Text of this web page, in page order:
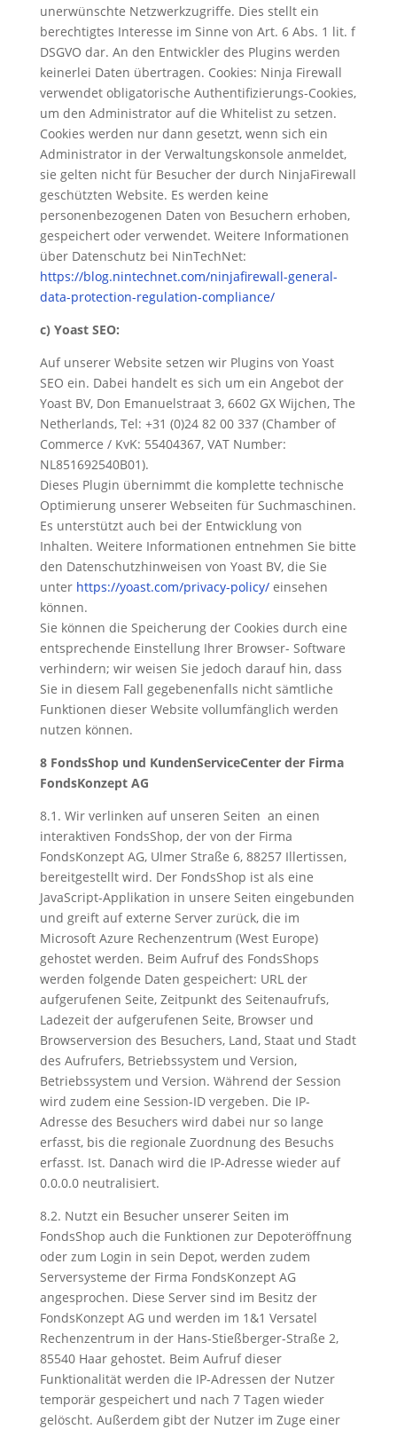
unerwünschte Netzwerkzugriffe. Dies stellt ein
berechtigtes Interesse im Sinne von Art. 6 Abs. 1 lit. f
DSGVO dar. An den Entwickler des Plugins werden
keinerlei Daten übertragen. Cookies: Ninja Firewall
verwendet obligatorische Authentifizierungs-Cookies,
um den Administrator auf die Whitelist zu setzen.
Cookies werden nur dann gesetzt, wenn sich ein
Administrator in der Verwaltungskonsole anmeldet,
sie gelten nicht für Besucher der durch NinjaFirewall
geschützten Website. Es werden keine
personenbezogenen Daten von Besuchern erhoben,
gespeichert oder verwendet. Weitere Informationen
über Datenschutz bei NinTechNet:
https://blog.nintechnet.com/ninjafirewall-general-
data-protection-regulation-compliance/
c) Yoast SEO:
Auf unserer Website setzen wir Plugins von Yoast
SEO ein. Dabei handelt es sich um ein Angebot der
Yoast BV, Don Emanuelstraat 3, 6602 GX Wijchen, The
Netherlands, Tel: +31 (0)24 82 00 337 (Chamber of
Commerce / KvK: 55404367, VAT Number:
NL851692540B01).
Dieses Plugin übernimmt die komplette technische
Optimierung unserer Webseiten für Suchma­schinen.
Es unterstützt auch bei der Entwicklung von
Inhalten. Weitere Informationen entnehmen Sie bitte
den Datenschutzhinweisen von Yoast BV, die Sie
unter https://yoast.com/privacy-policy/einsehen
können.
Sie können die Speicherung der Cookies durch eine
entsprechende Einstellung Ihrer Browser- Software
verhindern; wir weisen Sie jedoch darauf hin, dass
Sie in diesem Fall gegebenenfalls nicht sämtliche
Funktionen dieser Website vollumfänglich werden
nutzen können.
8 FondsShop und KundenServiceCenter der Firma
FondsKonzept AG
8.1. Wir verlinken auf unseren Seiten an einen
interaktiven FondsShop, der von der Firma
FondsKonzept AG, Ulmer Straße 6, 88257 Illertissen,
bereitgestellt wird. Der FondsShop ist als eine
JavaScript-Applikation in unsere Seiten eingebunden
und greift auf externe Server zurück, die im
Microsoft Azure Rechenzentrum (West Europe)
gehostet werden. Beim Aufruf des FondsShops
werden folgende Daten gespeichert: URL der
aufgerufenen Seite, Zeitpunkt des Seitenaufrufs,
Ladezeit der aufgerufenen Seite, Browser und
Browserversion des Besuchers, Land, Staat und Stadt
des Aufrufers, Betriebssystem und Version,
Betriebssystem und Version. Während der Session
wird zudem eine Session-ID vergeben. Die IP-
Adresse des Besuchers wird dabei nur so lange
erfasst, bis die regionale Zuordnung des Besuchs
erfasst. Ist. Danach wird die IP-Adresse wieder auf
0.0.0.0 neutralisiert.
8.2. Nutzt ein Besucher unserer Seiten im
FondsShop auch die Funktionen zur Depoteröffnung
oder zum Login in sein Depot, werden zudem
Serversysteme der Firma FondsKonzept AG
angesprochen. Diese Server sind im Besitz der
FondsKonzept AG und werden im 1&1 Versatel
Rechenzentrum in der Hans-Stießberger-Straße 2,
85540 Haar gehostet. Beim Aufruf dieser
Funktionalität werden die IP-Adressen der Nutzer
temporär gespeichert und nach 7 Tagen wieder
gelöscht. Außerdem gibt der Nutzer im Zuge einer